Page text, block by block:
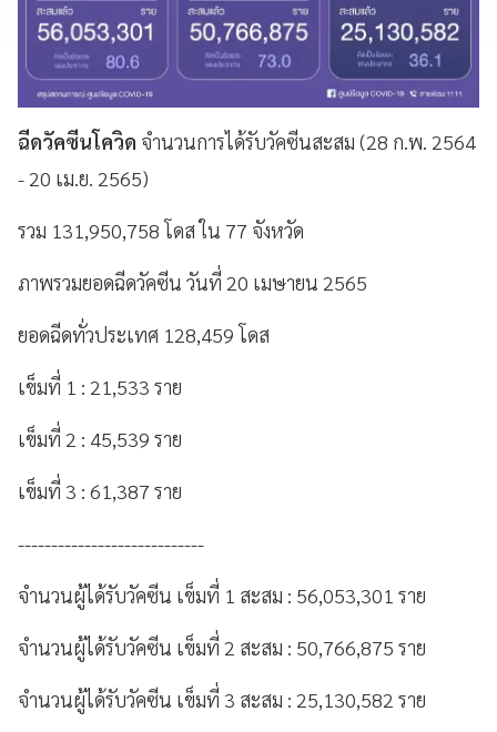
ฉีดวัคซีนโควิด จำนวนการได้รับวัคซีนสะสม (28 ก.พ. 2564
- 20 เม.ย. 2565)
รวม 131,950,758 โดส ใน 77 จังหวัด
ภาพรวมยอดฉีดวัคซีน วันที่ 20 เมษายน 2565
ยอดฉีดทั่วประเทศ 128,459 โดส
เข็มที่ 1 : 21,533 ราย
เข็มที่ 2 : 45,539 ราย
เข็มที่ 3 : 61,387 ราย
----------------------------
จำนวนผู้ได้รับวัคซีน เข็มที่ 1 สะสม : 56,053,301 ราย
จำนวนผู้ได้รับวัคซีน เข็มที่ 2 สะสม : 50,766,875 ราย
จำนวนผู้ได้รับวัคซีน เข็มที่ 3 สะสม : 25,130,582 ราย